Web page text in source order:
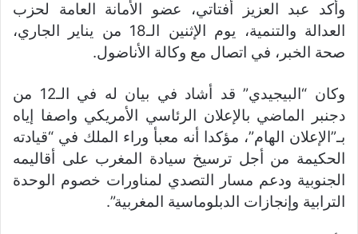
وأكد عبد العزيز أفتاتي، عضو الأمانة العامة لحزب
العدالة والتنمية، يوم الإثنين الـ18 من يناير الجاري،
صحة الخبر، في اتصال مع وكالة الأناضول.
وكان “البيجيدي” قد أشاد في بيان له في الـ12 من
دجنبر الماضي بالإعلان الرئاسي الأمريكي واصفا إياه
بـ”الإعلان الهام”، مؤكدا أنه معبأ وراء الملك في “قيادته
الحكيمة من أجل ترسيخ سيادة المغرب على أقاليمه
الجنوبية ودعم مسار التصدي لمناورات خصوم الوحدة
الترابية وإنجازات الدبلوماسية المغربية”.